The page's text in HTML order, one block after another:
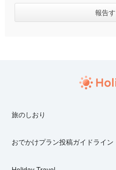
旅のしおり
おでかけプラン投稿ガイドライン